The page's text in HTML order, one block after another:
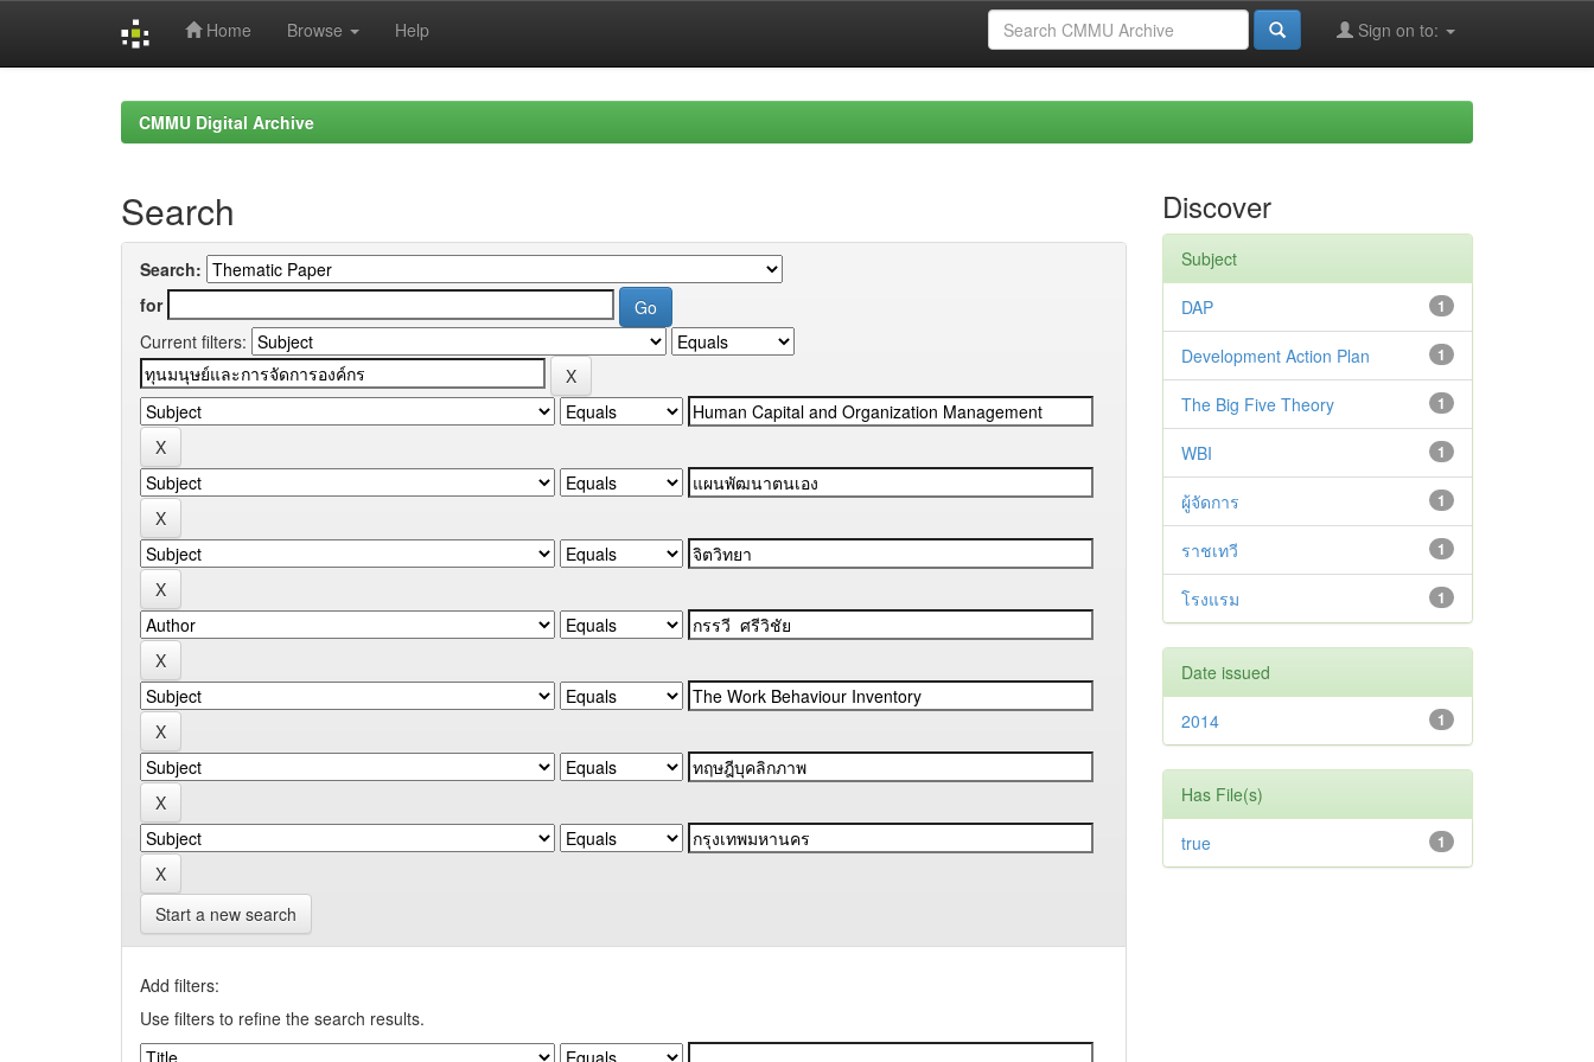
Home Browse Help Sign on to:
CMMU Digital Archive
Search
Search:
for
Current filters:
Start a new search
Add filters:
Use filters to refine the search results.
Discover
Subject
1
DAP
1
Development Action Plan
1
The Big Five Theory
1
WBI
1
ผู้จัดการ
1
ราชเทวี
1
โรงแรม
Date issued
1
2014
Has File(s)
1
true